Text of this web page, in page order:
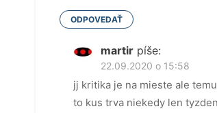
ODPOVEDAŤ
martir píše:
22.09.2020 o 15:58
jj kritika je na mieste ale
to kus trva niekedy len